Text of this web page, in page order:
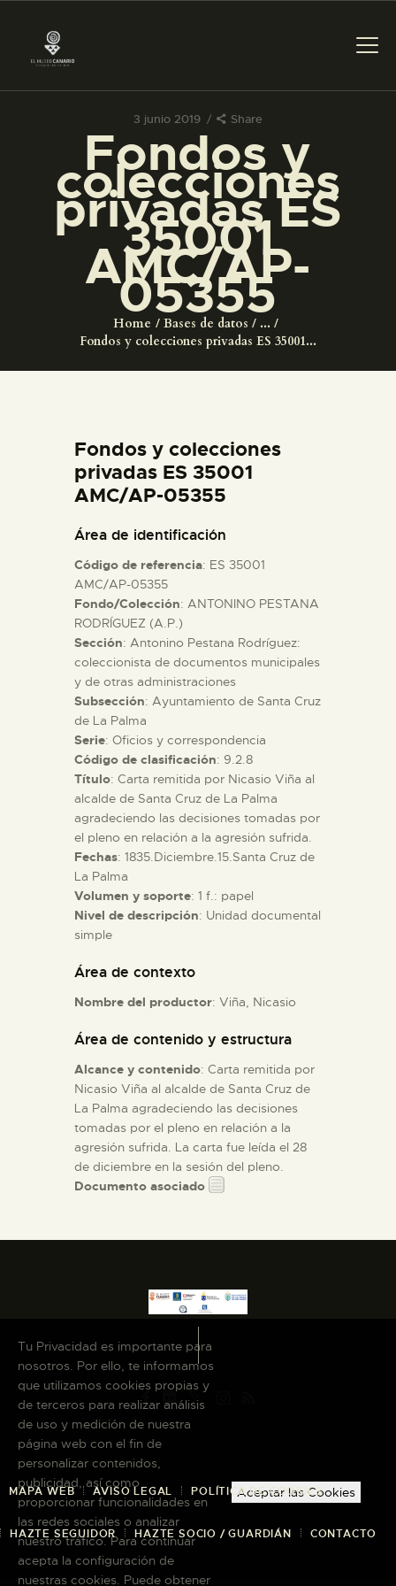
3 junio 2019 Share
Fondos y
colecciones
privadas ES
35001
AMC/AP-
05355
Home Bases de datos
...
Fondos y colecciones privadas ES 35001...
PREPARAR LA VISITA
ACTIVIDADES
█
EL MUSEO
ESPAÑOL
ACTIVIDADES
█
EL MUSEO
COLECCIONES
DIDÁCTICA
ESPAÑOL
Fondos y colecciones
privadas ES 35001
AMC/AP-05355
Área de identificación
Código de referencia: ES 35001
AMC/AP-05355
Fondo/Colección: ANTONINO PESTANA
RODRÍGUEZ (A.P.)
Sección: Antonino Pestana Rodríguez:
coleccionista de documentos municipales
y de otras administraciones
Subsección: Ayuntamiento de Santa Cruz
de La Palma
Serie: Oficios y correspondencia
Código de clasificación: 9.2.8
Título: Carta remitida por Nicasio Viña al
alcalde de Santa Cruz de La Palma
agradeciendo las decisiones tomadas por
el pleno en relación a la agresión sufrida.
Fechas: 1835.Diciembre.15.Santa Cruz de
La Palma
Volumen y soporte: 1 f.: papel
Nivel de descripción: Unidad documental
simple
Área de contexto
Nombre del productor: Viña, Nicasio
Área de contenido y estructura
Alcance y contenido: Carta remitida por
Nicasio Viña al alcalde de Santa Cruz de
La Palma agradeciendo las decisiones
tomadas por el pleno en relación a la
agresión sufrida. La carta fue leída el 28
de diciembre en la sesión del pleno.
Documento asociado
MAPA WEB AVISO LEGAL POLÍTICA DE COOKIES
HAZTE SEGUIDOR HAZTE SOCIO / GUARDIÁN CONTACTO
Tu Privacidad es importante para
nosotros. Por ello, te informamos
que utilizamos cookies propias y
de terceros para realizar análisis
de uso y medición de nuestra
página web con el fin de
personalizar contenidos,
publicidad, así como
proporcionar funcionalidades en
las redes sociales o analizar
nuestro tráfico. Para continuar
acepta la configuración de
nuestras cookies. Puede obtener
Aceptar las Cookies